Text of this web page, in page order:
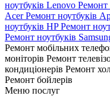
ноутбуків Lenovo Ремонт
AcerРемонт ноутбуків
ноутбуків HPРемонт
Ремонт ноутбуків
Ремонт мобільних
моніторів Ремонт
кондиціонерів Ремонт
Ремонт бойлерів
Меню послуг